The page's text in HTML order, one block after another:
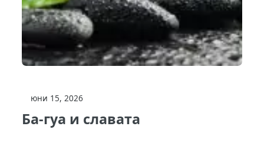
юни 15, 2026
Ба-гуа и славата